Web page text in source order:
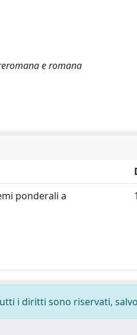
e romana
ponderali a
i diritti sono riservati,